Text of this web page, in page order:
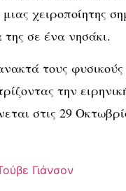
χειροποίητης
σε ένα νησάκι.
τους
την
στις 29
Γιάνσον